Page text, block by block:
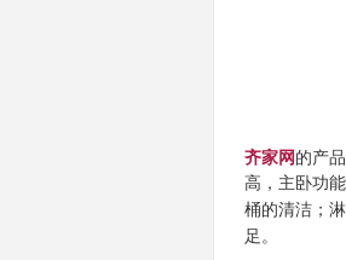
齐家网的产
高， 主卧功
桶的清洁；
足。